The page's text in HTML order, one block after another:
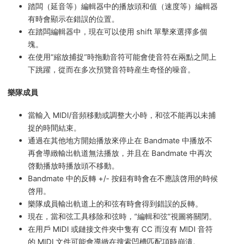
踏闆（延音等）編輯器中的播放頭和值（速度等）編輯器
有時會顯示在錯誤的位置。
在踏闆編輯器中，現在可以使用 shift 單擊來選擇多個
塊。
在使用“縮放捕捉”時拖動音符可能會使音符在兩點之間上
下跳躍，從而在多次預覽音符時産生奇怪的噪音。
樂隊成員
當輸入 MIDI/音頻移動或調整大小時，和弦不能再以未捕
捉的時間結束。
通過在其他地方開始播放來停止在 Bandmate 中播放不
再會導緻輸出軌道無法播放，并且在 Bandmate 中再次
啓動播放時播放頭不移動。
Bandmate 中的反轉 +/- 按鈕有時會在不應該啓用的時候
啓用。
樂隊成員輸出軌道上的和弦有時會得到錯誤的反轉。
現在，當和弦工具移除和弦時，“編輯和弦”視圖将關閉。
在用戶 MIDI 或鏈接文件夾中隻有 CC 而沒有 MIDI 音符
的 MIDI 文件可能會導緻在搜索凹槽匹配項時崩潰。